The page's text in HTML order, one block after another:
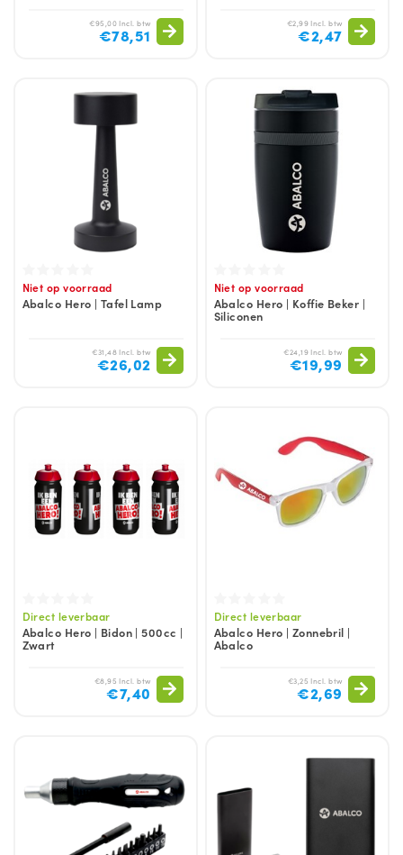
€95,00 Incl. btw
€78,51
€2,99 Incl. btw
€2,47
Niet op voorraad
Abalco Hero | Tafel Lamp
€31,48 Incl. btw
€26,02
Niet op voorraad
Abalco Hero | Koffie Beker |
Siliconen
€24,19 Incl. btw
€19,99
Direct leverbaar
Abalco Hero | Bidon | 500cc |
Zwart
€8,95 Incl. btw
€7,40
Direct leverbaar
Abalco Hero | Zonnebril |
Abalco
€3,25 Incl. btw
€2,69